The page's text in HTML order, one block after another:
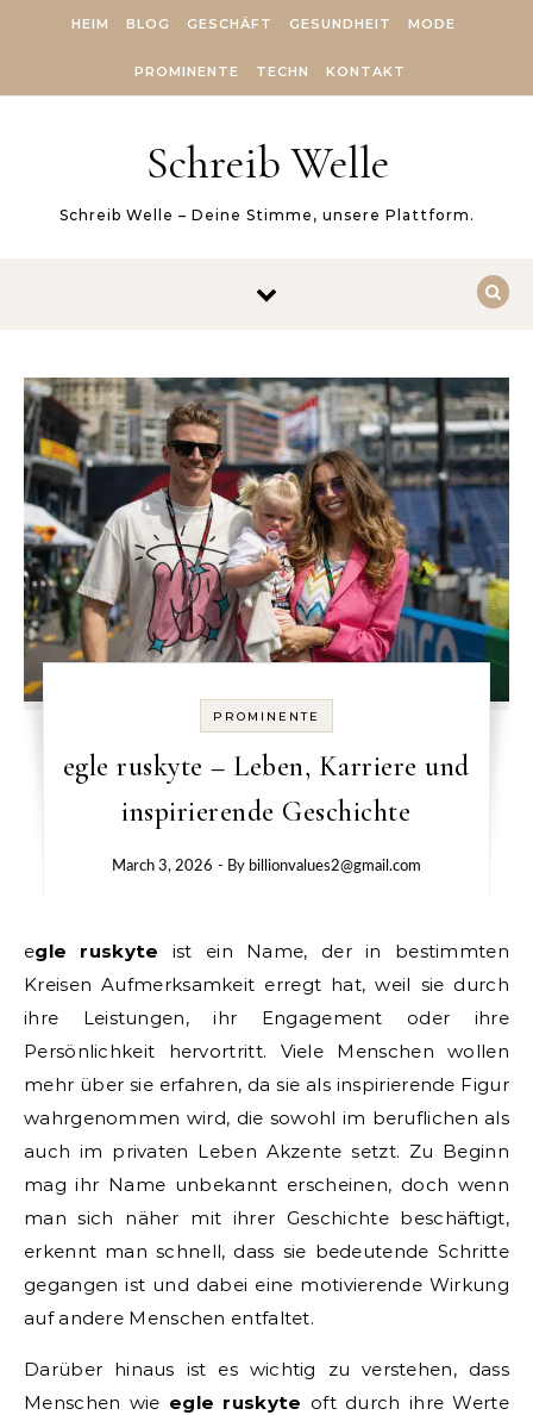
HEIM BLOG GESCHÄFT GESUNDHEIT MODE
PROMINENTE TECHN KONTAKT
Schreib Welle
Schreib Welle – Deine Stimme, unsere Plattform.
PROMINENTE
egle ruskyte – Leben, Karriere und
inspirierende Geschichte
March 3, 2026 - By billionvalues2@gmail.com
egle ruskyte ist ein Name, der in bestimmten
Kreisen Aufmerksamkeit erregt hat, weil sie durch
ihre Leistungen, ihr Engagement oder ihre
Persönlichkeit hervortritt. Viele Menschen wollen
mehr über sie erfahren, da sie als inspirierende Figur
wahrgenommen wird, die sowohl im beruflichen als
auch im privaten Leben Akzente setzt. Zu Beginn
mag ihr Name unbekannt erscheinen, doch wenn
man sich näher mit ihrer Geschichte beschäftigt,
erkennt man schnell, dass sie bedeutende Schritte
gegangen ist und dabei eine motivierende Wirkung
auf andere Menschen entfaltet.
Darüber hinaus ist es wichtig zu verstehen, dass
Menschen wie egle ruskyte oft durch ihre Werte